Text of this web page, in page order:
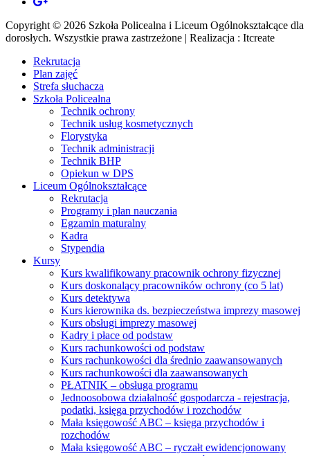
Copyright © 2026 Szkoła Policealna i Liceum Ogólnokształcące dla
dorosłych. Wszystkie prawa zastrzeżone | Realizacja : Itcreate
Rekrutacja
Plan zajęć
Strefa słuchacza
Szkoła Policealna
Technik ochrony
Technik usług kosmetycznych
Florystyka
Technik administracji
Technik BHP
Opiekun w DPS
Liceum Ogólnokształcące
Rekrutacja
Programy i plan nauczania
Egzamin maturalny
Kadra
Stypendia
Kursy
Kurs kwalifikowany pracownik ochrony fizycznej
Kurs doskonalący pracowników ochrony (co 5 lat)
Kurs detektywa
Kurs kierownika ds. bezpieczeństwa imprezy masowej
Kurs obsługi imprezy masowej
Kadry i płace od podstaw
Kurs rachunkowości od podstaw
Kurs rachunkowości dla średnio zaawansowanych
Kurs rachunkowości dla zaawansowanych
PŁATNIK – obsługa programu
Jednoosobowa działalność gospodarcza - rejestracja,
podatki, księga przychodów i rozchodów
Mała księgowość ABC – księga przychodów i
rozchodów
Mała księgowość ABC – ryczałt ewidencjonowany